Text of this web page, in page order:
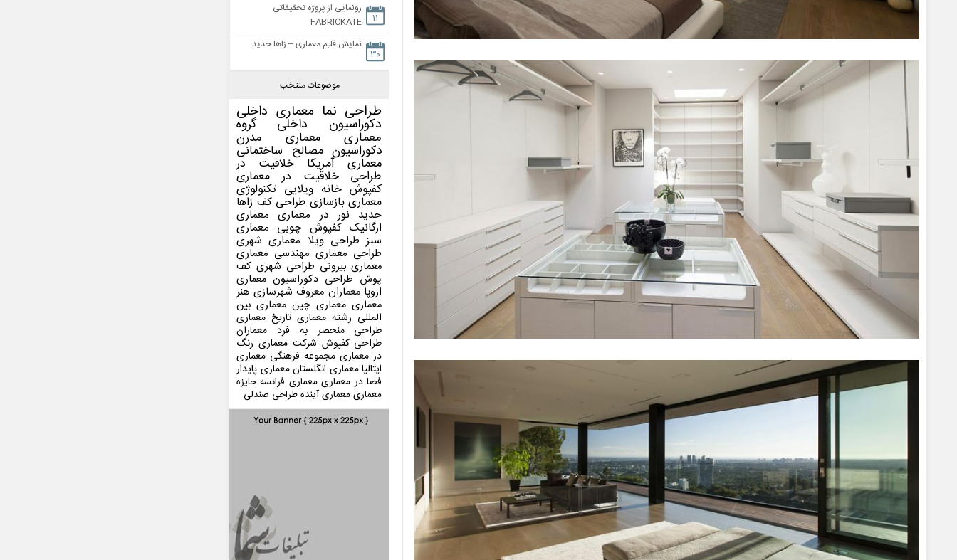
۱۱
رونمایی از پروژه تحقیقاتی
FABRICKATE
۳۰
نمایش فلیم معماری – زاها حدید
موضوعات منتخب
طراحی نما معماری داخلی
دکوراسیون داخلی گروه
معماری معماری مدرن
دکوراسیون مصالح ساختمانی
معماری آمریکا خلاقیت در
طراحی خلاقیت در معماری
کفپوش خانه ویلایی تکنولوژی
معماری بازسازی طراحی کف زاها
حدید نور در معماری معماری
ارگانیک کفپوش چوبی معماری
سبز طراحی ویلا معماری شهری
طراحی معماری مهندسی معماری
معماری بیرونی طراحی شهری کف
پوش طراحی دکوراسیون معماری
اروپا معماران معروف شهرسازی هنر
معماری معماری چین معماری بین
المللی رشته معماری تاریخ معماری
طراحی منحصر به فرد معماران
طراحی کفپوش شرکت معماری رنگ
در معماری مجموعه فرهنگی معماری
ایتالیا معماری انگلستان معماری پایدار
فضا در معماری معماری فرانسه جایزه
معماریمعماری آیندهطراحی صندلی